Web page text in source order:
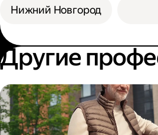
Нижний Новгород
Другие